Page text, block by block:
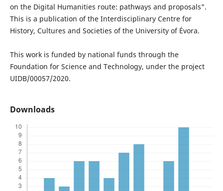
on the Digital Humanities route: pathways and proposals".
This is a publication of the Interdisciplinary Centre for
History, Cultures and Societies of the University of Évora.
This work is funded by national funds through the
Foundation for Science and Technology, under the project
UIDB/00057/2020.
Downloads